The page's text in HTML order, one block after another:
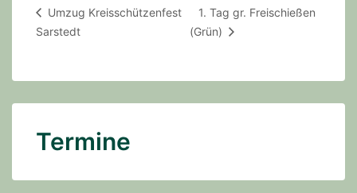
Umzug Kreisschützenfest
Sarstedt
1. Tag gr. Freischießen
(Grün)
Termine